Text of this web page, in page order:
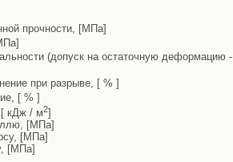
прочности, [МПа]
(допуск на остаточную деформацию -
при разрыве, [ % ]
[ % ]
[ кДж / м2]
[МПа]
[МПа]
[МПа]